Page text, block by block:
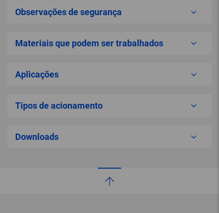
Observações de segurança
Materiais que podem ser trabalhados
Aplicações
Tipos de acionamento
Downloads